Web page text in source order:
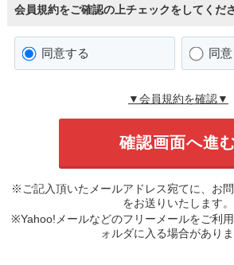
会員規約をご確認の上チェックをしてくだ
同意する 同
▼会員規約を確認▼
※ご記入頂いたメールアドレス宛てに、お
をお送りいたします。
※Yahoo!メールなどのフリーメールをご利
ォルダに入る場合がありま